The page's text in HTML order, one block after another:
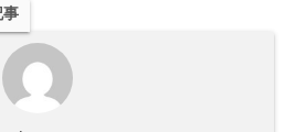
事